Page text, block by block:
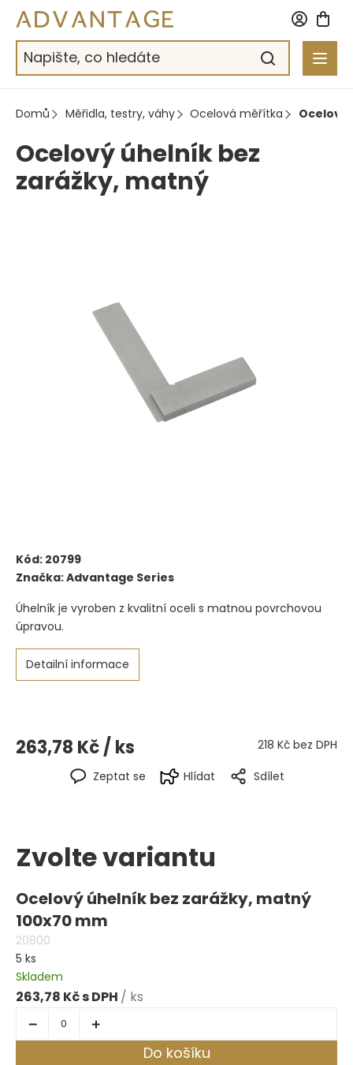
Přejít
obsah
Domů Měřidla, testry, váhy Ocelová měřítka Ocelový
Ocelový úhelník bez
zarážky, matný
Kód: 20799
Značka:Advantage Series
263,78 Kč/ ks 218 Kč bez DPH
Úhelník je vyroben z kvalitní oceli s matnou povrchovou
úpravou.
Detailní informace
Zeptat se Hlídat Sdílet
Zvolte variantu
Ocelový úhelník bez zarážky, matný
100x70 mm
20800
5 ks
Skladem
263,78 Kč / ks
Do košíku